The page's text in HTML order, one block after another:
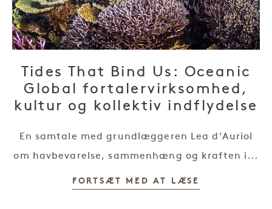
Tides That Bind Us: Oceanic
Global fortalervirksomhed,
kultur og kollektiv indflydelse
En samtale med grundlæggeren Lea d’Auriol
om havbevarelse, sammenhæng og kraften i...
FORTSÆT MED AT LÆSE